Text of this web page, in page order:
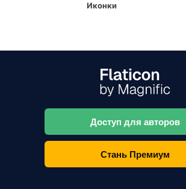
Иконки
Доступ для авторов
Стань Премиум